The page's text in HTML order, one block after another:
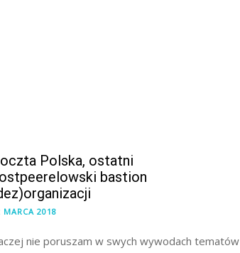
Polska, ostatni
bastion
MARCA 2018
nie poruszam w swych wywodach tematów